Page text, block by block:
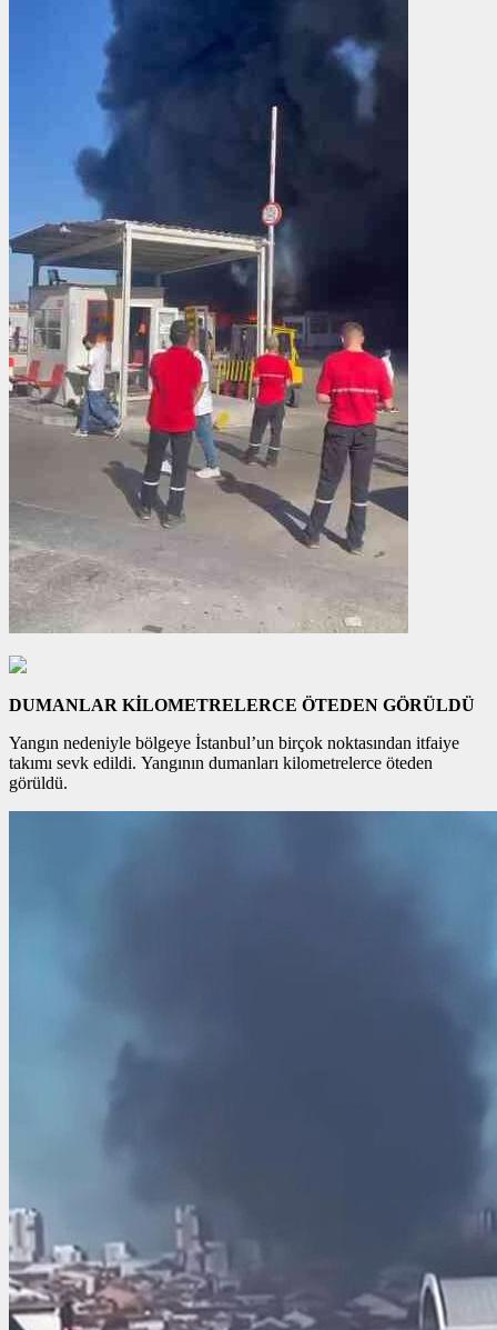
DUMANLAR KİLOMETRELERCE ÖTEDEN GÖRÜLDÜ
Yangın nedeniyle bölgeye İstanbul’un birçok noktasından itfaiye
takımı sevk edildi. Yangının dumanları kilometrelerce öteden
görüldü.